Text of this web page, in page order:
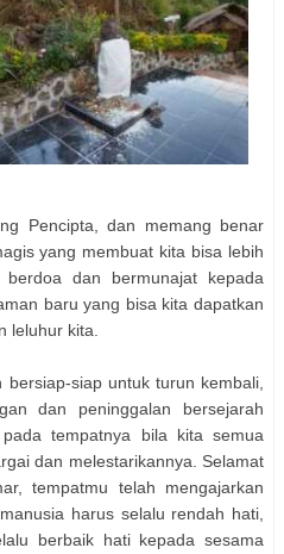
Pencipta, dan memang benar
yang membuat kita bisa lebih
dan bermunajat kepada
baru yang bisa kita dapatkan
leluhur kita.
siap untuk turun kembali,
dan peninggalan bersejarah
tempatnya bila kita semua
dan melestarikannya. Selamat
tempatmu telah mengajarkan
harus selalu rendah hati,
berbaik hati kepada sesama